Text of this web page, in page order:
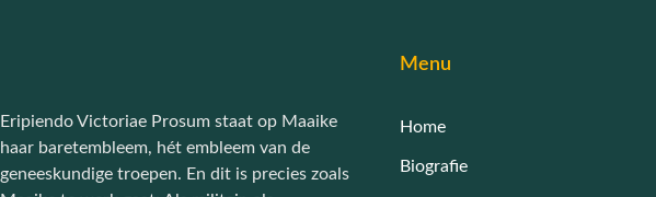
Eripiendo Victoriae Prosum staat op Maaike
haar baretembleem, hét embleem van de
geneeskundige troepen. En dit is precies zoals
Menu
Home
Biografie